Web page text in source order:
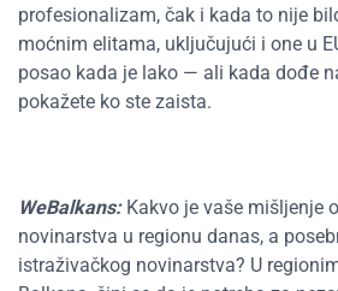
profesionalizam, čak i kada to nije
moćnim elitama, uključujući i one u
posao kada je lako — ali kada dođe
pokažete ko ste zaista.
WeBalkans:Kakvo je vaše mišljenje
novinarstva u regionu danas, a
istraživačkog novinarstva? U